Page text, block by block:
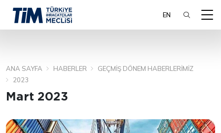
EN
ARA
ANA SAYFA HABERLER
GEÇMIŞ DÖNEM HABERLERIMIZ
2023
Mart 2023